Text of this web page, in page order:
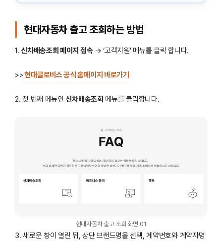
현대자동차 출고 조회하는 방법
1. 신차배송조회 페이지 접속→ ‘고객지원’ 메뉴를 클릭 합니다.
>>현대글로비스 공식 홈페이지 바로가기
2. 첫 번째 메뉴인 신차배송조회 메뉴를 클릭합니다.
현대자동차 출고 조회 화면 01
3. 새로운 창이 열린 뒤, 상단 브랜드명을 선택, 계약번호와 계약자명